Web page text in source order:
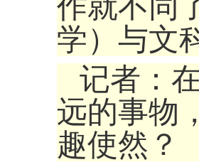
作就不同
学）与
记者：
远的事物
趣使然